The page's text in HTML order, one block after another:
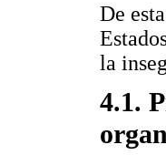
De
la
4.1.